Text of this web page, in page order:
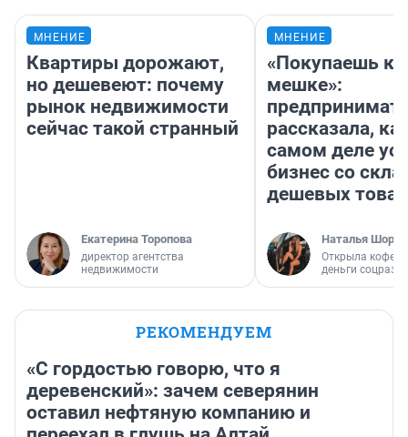
МНЕНИЕ
Квартиры дорожают,
но дешевеют: почему
рынок недвижимости
сейчас такой странный
Екатерина Торопова
директор агентства
недвижимости
МНЕНИЕ
«Покупаешь
мешке»:
рассказала,
самом деле
бизнес со
дешевых
Наталья
Открыла
деньги
РЕКОМЕНДУЕМ
«С гордостью говорю, что я
деревенский»: зачем северянин
оставил нефтяную компанию и